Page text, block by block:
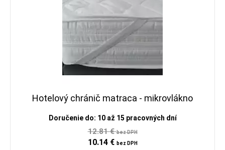
Hotelový chránič matraca - mikrovlákno
Doručenie do: 10 až 15 pracovných dní
12.81 €bez DPH
10.14 € bez DPH